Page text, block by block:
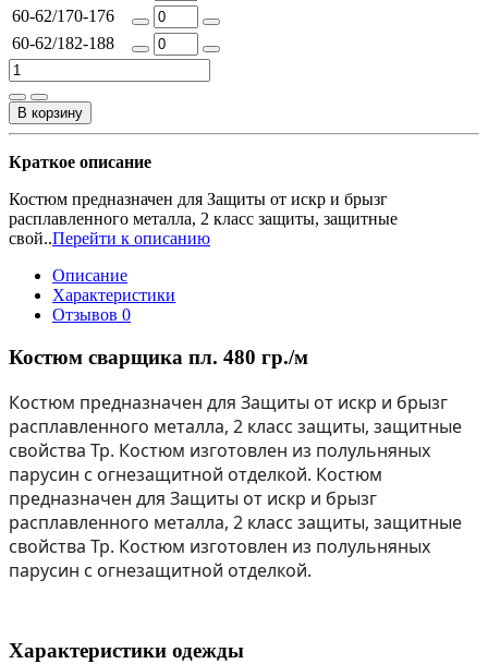
60-62/170-176
60-62/182-188
В корзину
Краткое описание
Костюм предназначен для Защиты от искр и брызг
расплавленного металла, 2 класс защиты, защитные
свой..Перейти к описанию
Описание
Характеристики
Отзывов 0
Костюм сварщика пл. 480 гр./м
Костюм предназначен для Защиты от искр и брызг
расплавленного металла, 2 класс защиты, защитные
свойства Тр. Костюм изготовлен из полульняных
парусин с огнезащитной отделкой. Костюм
предназначен для Защиты от искр и брызг
расплавленного металла, 2 класс защиты, защитные
свойства Тр. Костюм изготовлен из полульняных
парусин с огнезащитной отделкой.
Характеристики одежды